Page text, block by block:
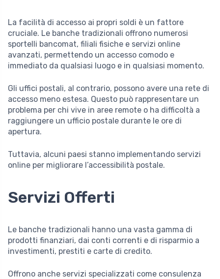
La facilità di accesso ai propri soldi è un fattore
cruciale. Le banche tradizionali offrono numerosi
sportelli bancomat, filiali fisiche e servizi online
avanzati, permettendo un accesso comodo e
immediato da qualsiasi luogo e in qualsiasi momento.
Gli uffici postali, al contrario, possono avere una rete di
accesso meno estesa. Questo può rappresentare un
problema per chi vive in aree remote o ha difficoltà a
raggiungere un ufficio postale durante le ore di
apertura.
Tuttavia, alcuni paesi stanno implementando servizi
online per migliorare l’accessibilità postale.
Servizi Offerti
Le banche tradizionali hanno una vasta gamma di
prodotti finanziari, dai conti correnti e di risparmio a
investimenti, prestiti e carte di credito.
Offrono anche servizi specializzati come consulenza